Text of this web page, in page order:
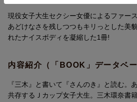
現役女子大生セクシー女優によるファー
あどけなさを残しつつもキリっとした美
れたナイスボディを凝縮した1冊!
内容紹介（「BOOK」データベー
『三木』と書いて『さんのき』と読む。
共存するＪカップ女子大生。三木環奈書